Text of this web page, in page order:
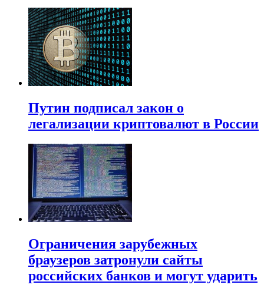
Путин подписал закон о
легализации криптовалют в России
Ограничения зарубежных
браузеров затронули сайты
российских банков и могут ударить